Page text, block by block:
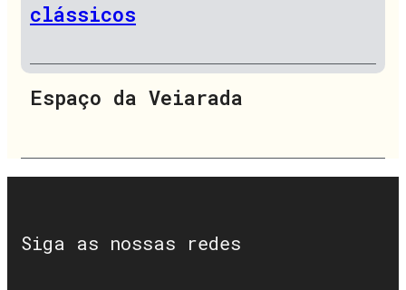
clássicos
Espaço da Veiarada
Siga as nossas redes